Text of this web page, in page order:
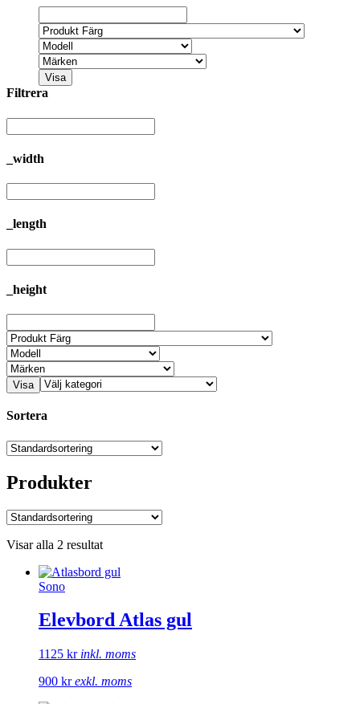
Visa
Filtrera
_width
_length
_height
Visa
Sortera
Produkter
Visar alla 2 resultat
Sono
Elevbord Atlas gul
1125 kr inkl. moms
900 kr exkl. moms